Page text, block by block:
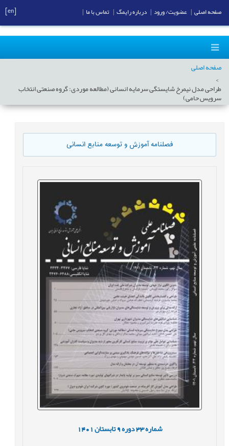
صفحه اصلی
طراحی مدل نیمرخ شایستگی سرمایه انسانی (مطالعه موردی: گروه صنعتی انتخاب
سرویس حامی)
فصلنامه آموزش و توسعه منابع انسانی
شماره33 دوره9 تابستان1401
صفحه اصلی عضویت/ ورود درباره رایمگ تماس با ما